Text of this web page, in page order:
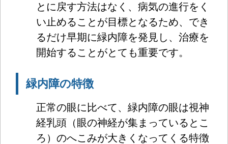
とに戻す方法はなく、病気の進行をく
い止めることが目標となるため、でき
るだけ早期に緑内障を発見し、治療を
開始することがとても重要です。
緑内障の特徴
正常の眼に比べて、緑内障の眼は視神
経乳頭（眼の神経が集まっているとこ
ろ）のへこみが大きくなってくる特徴